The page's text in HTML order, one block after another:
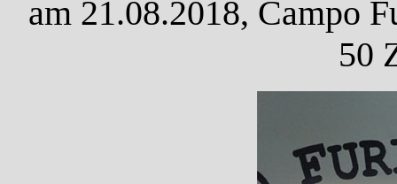
am 21.08.2018, Campo
50